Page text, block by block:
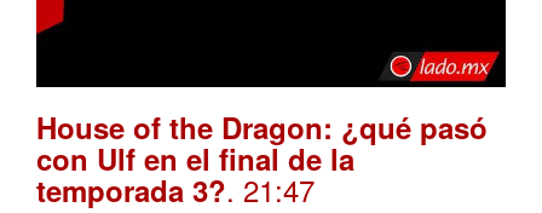
House of the Dragon: ¿qué pasó
con Ulf en el final de la
temporada 3?. 21:47